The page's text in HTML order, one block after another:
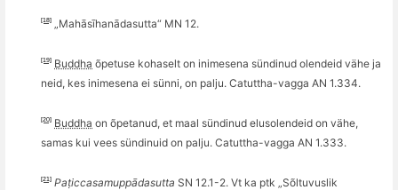
[18] „Mahāsīhanādasutta“ MN 12.
[19] Buddha õpetuse kohaselt on inimesena sündinud olendeid vähe ja
neid, kes inimesena ei sünni, on palju. Catuttha-vagga AN 1.334.
[20] Buddha on õpetanud, et maal sündinud elusolendeid on vähe,
samas kui vees sündinuid on palju. Catuttha-vagga AN 1.333.
[21] Paṭiccasamuppādasutta SN 12.1-2. Vt ka ptk „Sõltuvuslik